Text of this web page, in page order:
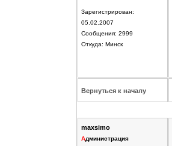
Зарегистрирован:
05.02.2007
Сообщения: 2999
Откуда: Минск
Вернуться к началу
maxsimo
Администрация